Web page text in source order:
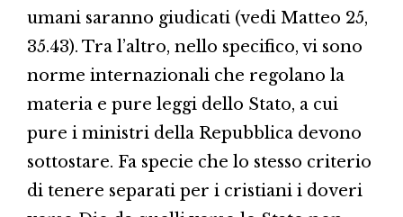
umani saranno giudicati (vedi Matteo 25,
35.43). Tra l’altro, nello specifico, vi sono
norme internazionali che regolano la
materia e pure leggi dello Stato, a cui
pure i ministri della Repubblica devono
sottostare. Fa specie che lo stesso criterio
di tenere separati per i cristiani i doveri